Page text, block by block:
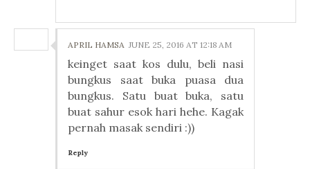
APRIL HAMSA JUNE 25, 2016 AT 12:18 AM
keinget saat kos dulu, beli nasi
bungkus saat buka puasa dua
bungkus. Satu buat buka, satu
buat sahur esok hari hehe. Kagak
pernah masak sendiri :))
Reply